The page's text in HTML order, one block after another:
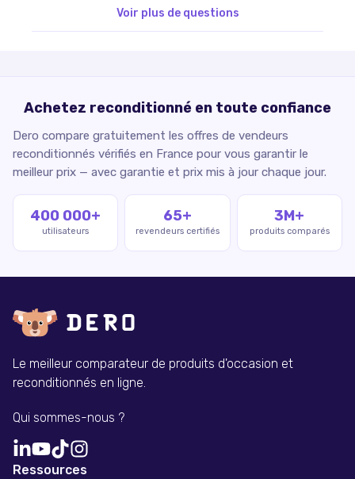
Voir plus de questions
Achetez reconditionné en toute confiance
Dero compare gratuitement les offres de vendeurs
reconditionnés vérifiés en France pour vous garantir le
meilleur prix — avec garantie et prix mis à jour chaque jour.
400 000+
utilisateurs
65+
revendeurs certifiés
3M+
produits comparés
Le meilleur comparateur de produits d'occasion et
reconditionnés en ligne.
Qui sommes-nous ?
Ressources